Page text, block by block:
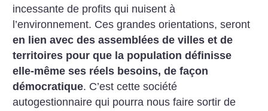
incessante de profits qui nuisent à
l’environnement. Ces grandes orientations, seront
en lien avec des assemblées de villes et de
territoires pour que la population définisse
elle-même ses réels besoins, de façon
démocratique. C’est cette société
autogestionnaire qui pourra nous faire sortir de